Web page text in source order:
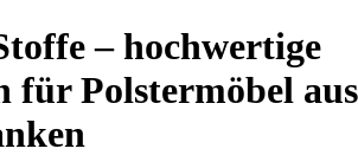
– hochwertige
für Polstermöbel aus